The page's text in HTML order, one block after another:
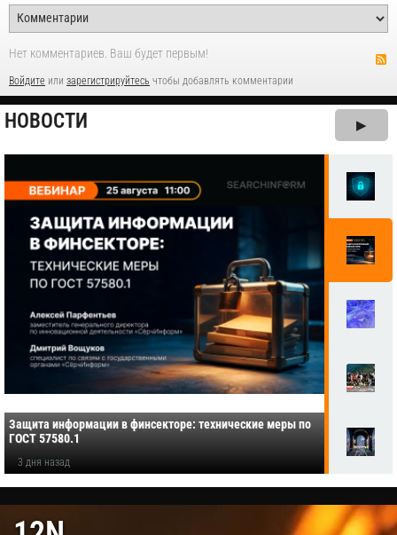
Нет комментариев. Ваш будет первым!
Войдите или зарегистрируйтесь чтобы добавлять комментарии
НОВОСТИ ▶
Защита информации в финсекторе: технические меры по
ГОСТ 57580.1
3 дня назад